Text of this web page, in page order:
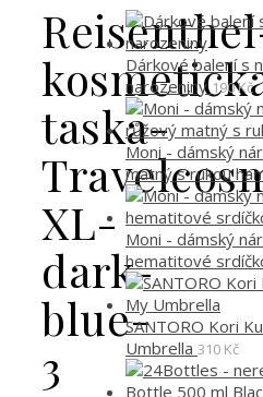
taska-
XL-
dark-
blue-
3
Dárkové balení s
narozeniny 190Kč
Moni - dámský
matný s rukou
Moni - dámský
hematitové
SANTORO Kori
Umbrella 310 Kč